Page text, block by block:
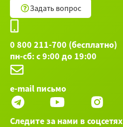
Задать вопрос
0 800 211-700 (бесплатно)
пн-сб: с 9:00 до 19:00
e-mail письмо
Следите за нами в соцсетях